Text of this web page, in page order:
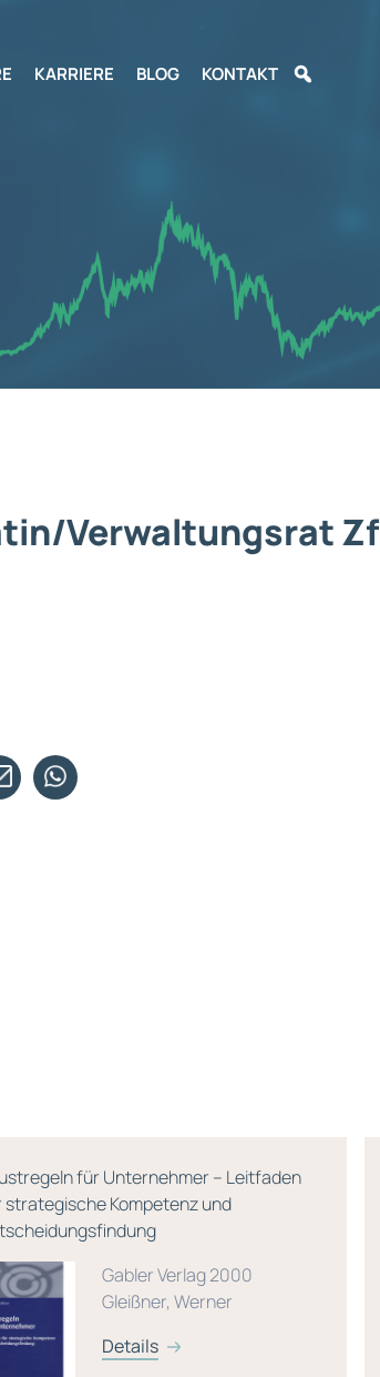
KARRIERE BLOG KONTAKT
Verwaltungsrat
für Unternehmer – Leitfaden
strategische Kompetenz und
Gabler Verlag 2000
Gleißner, Werner
Details